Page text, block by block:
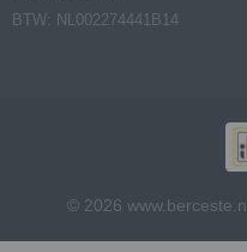
BTW: NL002274441B14
© 2026